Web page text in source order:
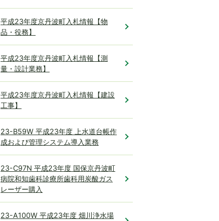
平成23年度京丹波町入札情報【物
品・役務】
平成23年度京丹波町入札情報【測
量・設計業務】
平成23年度京丹波町入札情報【建設
工事】
23-B59W 平成23年度 上水道台帳作
成および管理システム導入業務
23-C97N 平成23年度 国保京丹波町
病院和知歯科診療所歯科用炭酸ガス
レーザー購入
23-A100W 平成23年度 畑川浄水場